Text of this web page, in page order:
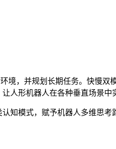
境，并规划长期任务。快慢双
人形机器人在各种垂直场景中
知模式，赋予机器人多维思考